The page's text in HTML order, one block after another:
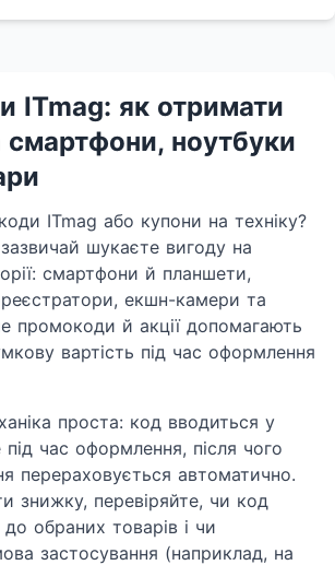
ITmag: як отримати
ноутбуки
ITmag або купони на техніку?
шукаєте вигоду на
смартфони й планшети,
екшн-камери та
промокоди й акції допомагають
вартість під час оформлення
проста: код вводиться у
під час оформлення, після чого
перераховується автоматично.
знижку, перевіряйте, чи код
обраних товарів і чи
застосування (наприклад, на